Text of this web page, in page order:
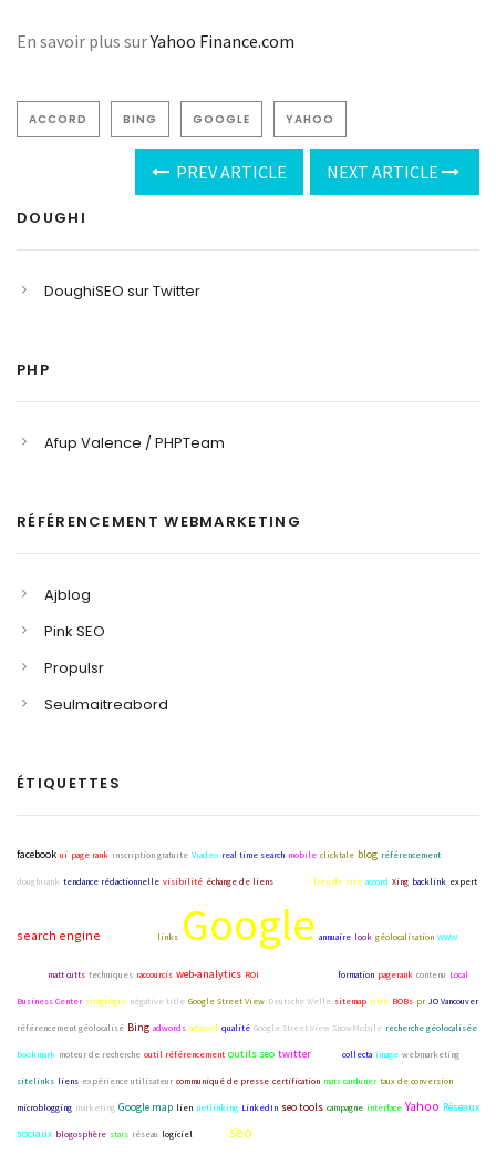
En savoir plus surYahoo Finance.com
ACCORD BING GOOGLE YAHOO
PREV ARTICLE NEXT ARTICLE
DOUGHI
DoughiSEO sur Twitter
PHP
Afup Valence / PHPTeam
RÉFÉRENCEMENT WEBMARKETING
Ajblog
Pink SEO
Propulsr
Seulmaitreabord
ÉTIQUETTES
facebook ui page rank inscription gratuite Viadeo real time search mobile clicktale blog référencement
doughirank tendance rédactionnelle visibilité échange de liens lien de site accord Xing backlink expert
search engine links Google annuaire look géolocalisation WWW
matt cutts techniques raccourcis web-analytics ROI formation pagerank contenu Local
Business Center stragtégie négative title Google Street View Deutsche Welle sitemap title BOBs pr JO Vancouver
référencement géolocalisé Bing adwords adword qualité Google Street View SnowMobile recherche géolocalisée
bookmark moteur de recherche outil référencement outils seo twitter collecta image webmarketing
sitelinks liens expérience utilisateur communiqué de presse certification mats carduner taux de conversion
microblogging marketing Google map lien netlinking LinkedIn seo tools campagne interface Yahoo Réseaux
sociaux blogosphère stars réseau logiciel seo